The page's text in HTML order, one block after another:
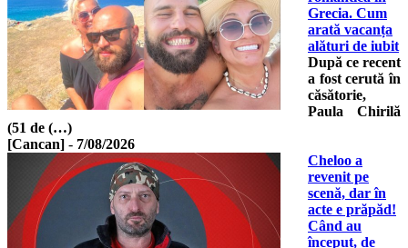
Grecia. Cum
arată vacanța
alături de iubit
După ce recent
a fost cerută în
căsătorie,
Paula Chirilă
(51 de (…)
[Cancan] - 7/08/2026
Cheloo a
revenit pe
scenă, dar în
acte e prăpăd!
Când au
început, de